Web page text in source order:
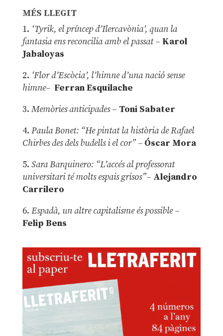
MÉS LLEGIT
1. ‘Tyrik, el príncep d’Ilercavònia’, quan la
fantasia ens reconcilia amb el passat– Karol
Jabaloyas
2. ‘Flor d’Escòcia’, l’himne d’una nació sense
himne– Ferran Esquilache
3. Memòries anticipades– Toni Sabater
4. Paula Bonet: “He pintat la història de Rafael
Chirbes des dels budells i el cor” –Óscar Mora
5. Sara Barquinero: “L’accés al professorat
universitari té molts espais grisos”– Alejandro
Carrilero
6. Espadà, un altre capitalisme és possible –
Felip Bens